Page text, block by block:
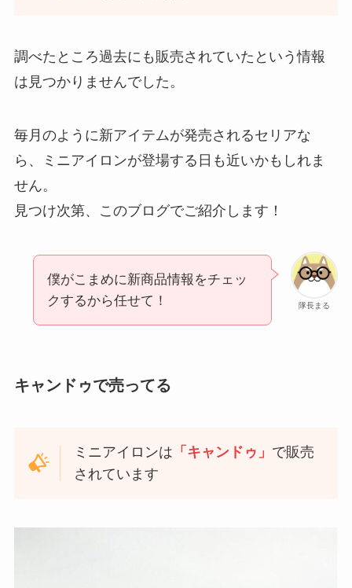
調べたところ過去にも販売されていたという情報
は見つかりませんでした。
毎月のように新アイテムが発売されるセリアな
ら、ミニアイロンが登場する日も近いかもしれま
せん。
見つけ次第、このブログでご紹介します！
隊長まる
僕がこまめに新商品情報をチェッ
クするから任せて！
キャンドゥで売ってる
ミニアイロンは 「キャンドゥ」 で販売
されています